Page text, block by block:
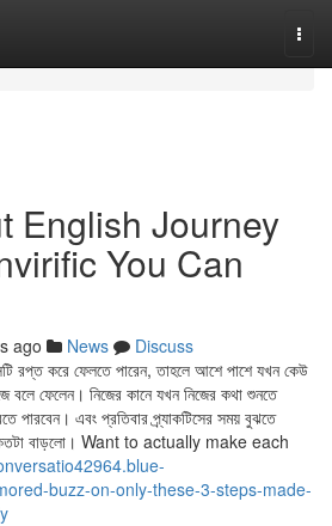
English Journey
You Can
ago News
Discuss
রপ্ত করে ফেলতে পারেন, তাহলে আশে পাশে যখন কেউ
বলে ফেলেন। নিজের কানে যখন নিজের কথা শুনতে
পারবেন। এবং প্রতিবার প্র্যাকটিসের সময় বুঝতে
কতটা বাড়লো। Want to actually make each
buzz-on-only-these-3-steps-made-